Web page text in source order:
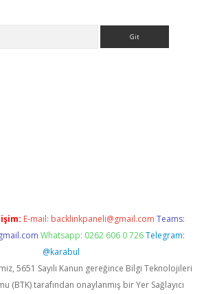
E-mail: backlinkpaneli@gmail.com Teams:
Whatsapp: 0262 606 0 726 Telegram:
@karabul
5651 Sayılı Kanun gereğince Bilgi Teknolojileri
(BTK) tarafından onaylanmış bir Yer Sağlayıcı